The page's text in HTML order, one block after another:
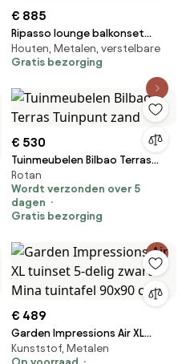
€ 885
Ripasso lounge balkonset
verstelbaar 5 delig latte zand
aluminium teak
Houten, Metalen, verstelbare
Gratis bezorging
€ 530
Tuinmeubelen Bilbao Terras
Tuinpunt zand
Rotan
Wordt verzonden over 5
dagen
Gratis bezorging
€ 489
Garden Impressions Air XL
tuinset 5-delig zwart - Mina
Kunststof, Metalen